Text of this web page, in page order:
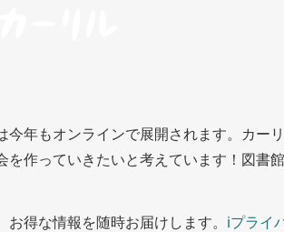
今年もオンラインで展開されます。カー
作っていきたいと考えています！図書
得な情報を随時お届けします。 ℹプライ